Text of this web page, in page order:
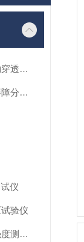
阻干态阻湿态微生物穿透性能测试仪
气包装材料微生物屏障分等试验仪
仪
验仪
导丝导管动态断裂强度测试仪 （峰值拉力）